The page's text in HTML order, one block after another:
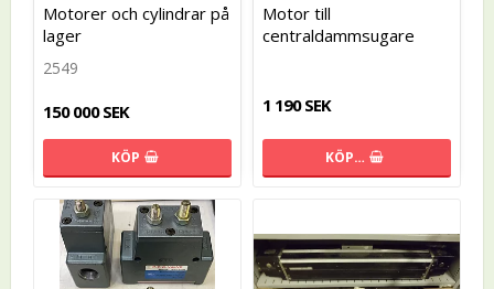
Motorer och cylindrar på
lager
2549
150 000 SEK
KÖP
Motor till
centraldammsugare
1 190 SEK
KÖP…